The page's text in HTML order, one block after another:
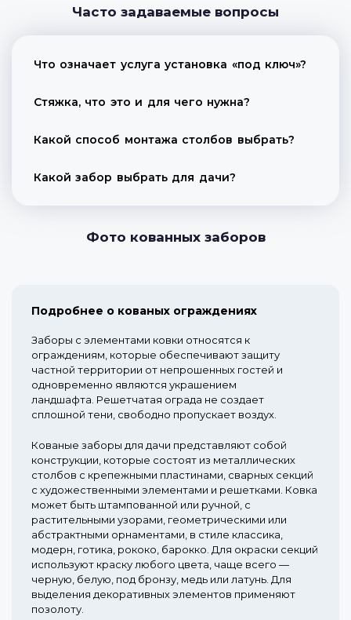
Часто задаваемые вопросы
Что означает услуга установка «под ключ»?
Стяжка, что это и для чего нужна?
Какой способ монтажа столбов выбрать?
Какой забор выбрать для дачи?
Фото кованных заборов
Подробнее о кованых ограждениях
Заборы с элементами ковки относятся к
ограждениям, которые обеспечивают защиту
частной территории от непрошенных гостей и
одновременно являются украшением
ландшафта. Решетчатая ограда не создает
сплошной тени, свободно пропускает воздух.
Кованые заборы для дачи представляют собой
конструкции, которые состоят из металлических
столбов с крепежными пластинами, сварных секций
с художественными элементами и решетками. Ковка
может быть штампованной или ручной, с
растительными узорами, геометрическими или
абстрактными орнаментами, в стиле классика,
модерн, готика, рококо, барокко. Для окраски секций
используют краску любого цвета, чаще всего —
черную, белую, под бронзу, медь или латунь. Для
выделения декоративных элементов применяют
позолоту.